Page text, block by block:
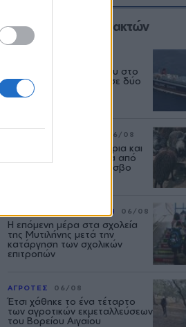
Επιλογές των Συντακτών
Δεύτερη εμπλοκή κάβου στο
«Νήσος Ρόδος» μέσα σε δύο
μήνες
06/08
Ανασταίνονται... μοσχάρια και
πρόβατα κάνουν βόλτα από
στάνη σε στάνη στη Λέσβο
ΕΚΠΑΙΔΕΥΣΗ 06/08
Η επόμενη μέρα στα σχολεία
της Μυτιλήνης μετά την
κατάργηση των σχολικών
επιτροπών
ΑΓΡΟΤΕΣ 06/08
Έτσι χάθηκε το ένα τέταρτο
των αγροτικών εκμεταλλεύσεων
του Βορείου Αιγαίου